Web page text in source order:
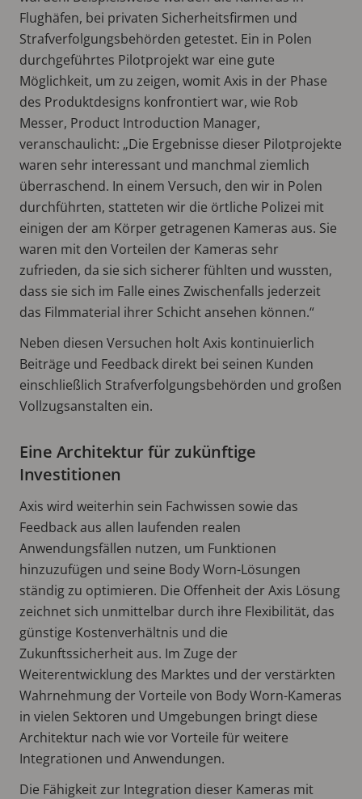
Flughäfen, bei privaten Sicherheitsfirmen und
Strafverfolgungsbehörden getestet. Ein in Polen
durchgeführtes Pilotprojekt war eine gute
Möglichkeit, um zu zeigen, womit Axis in der Phase
des Produktdesigns konfrontiert war, wie Rob
Messer, Product Introduction Manager,
veranschaulicht: „Die Ergebnisse dieser Pilotprojekte
waren sehr interessant und manchmal ziemlich
überraschend. In einem Versuch, den wir in Polen
durchführten, statteten wir die örtliche Polizei mit
einigen der am Körper getragenen Kameras aus. Sie
waren mit den Vorteilen der Kameras sehr
zufrieden, da sie sich sicherer fühlten und wussten,
dass sie sich im Falle eines Zwischenfalls jederzeit
das Filmmaterial ihrer Schicht ansehen können.“
Neben diesen Versuchen holt Axis kontinuierlich
Beiträge und Feedback direkt bei seinen Kunden
einschließlich Strafverfolgungsbehörden und großen
Vollzugsanstalten ein.
Eine Architektur für zukünftige
Investitionen
Axis wird weiterhin sein Fachwissen sowie das
Feedback aus allen laufenden realen
Anwendungsfällen nutzen, um Funktionen
hinzuzufügen und seine Body Worn-Lösungen
ständig zu optimieren. Die Offenheit der Axis Lösung
zeichnet sich unmittelbar durch ihre Flexibilität, das
günstige Kostenverhältnis und die
Zukunftssicherheit aus. Im Zuge der
Weiterentwicklung des Marktes und der verstärkten
Wahrnehmung der Vorteile von Body Worn-Kameras
in vielen Sektoren und Umgebungen bringt diese
Architektur nach wie vor Vorteile für weitere
Integrationen und Anwendungen.
Die Fähigkeit zur Integration dieser Kameras mit